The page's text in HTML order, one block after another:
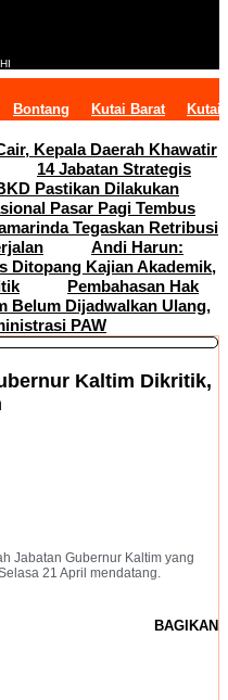
Bontang Kutai Barat Kutai
Kepala Daerah Khawatir
14 Jabatan Strategis
Pastikan Dilakukan
Pasar Pagi Tembus
Tegaskan Retribusi
Andi Harun:
Ditopang Kajian Akademik,
Pembahasan Hak
Belum Dijadwalkan Ulang,
PAW
Kaltim Dikritik,
Jabatan Gubernur Kaltim yang
21 April mendatang.
BAGIKAN